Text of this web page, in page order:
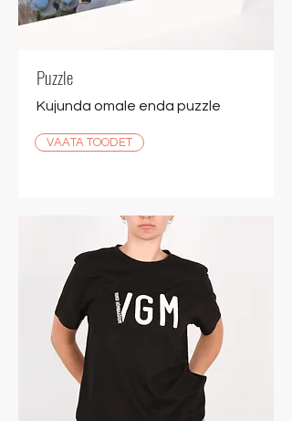
Puzzle
Kujunda omale enda puzzle
VAATA TOODET